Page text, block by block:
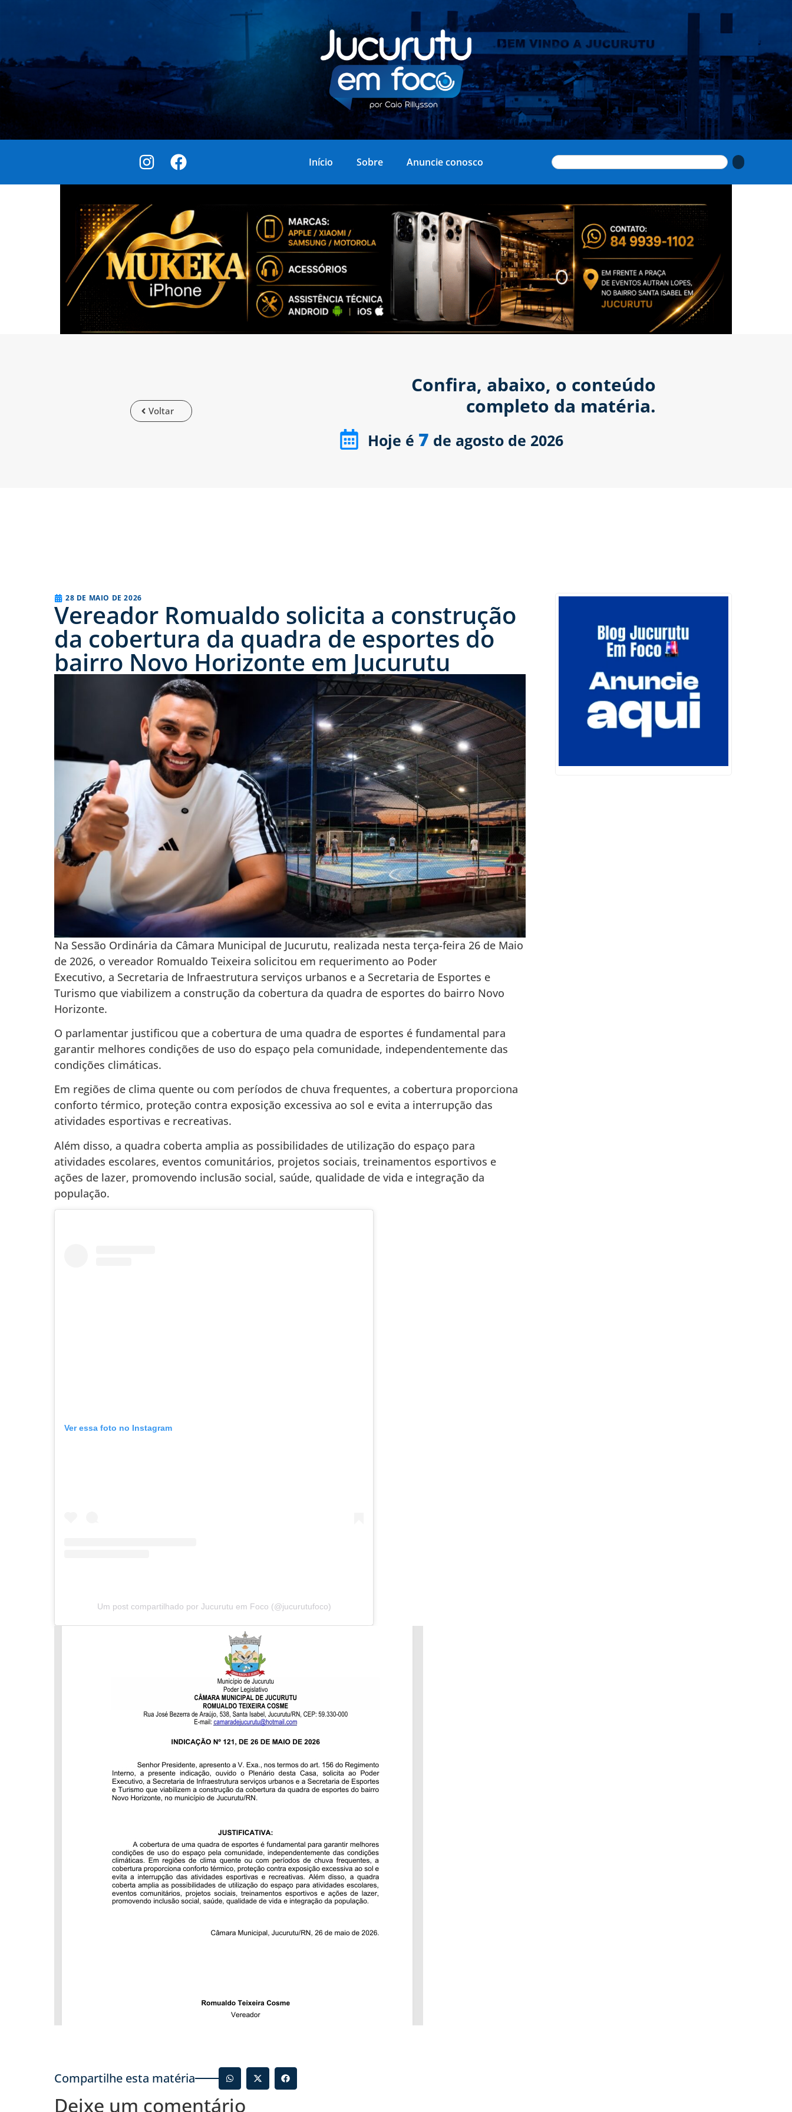
Início Sobre Anuncie conosco
Voltar
Confira, abaixo, o conteúdo
completo da matéria.
Hoje é 7 de agosto de 2026
28 DE MAIO DE 2026
Vereador Romualdo solicita a construção
da cobertura da quadra de esportes do
bairro Novo Horizonte em Jucurutu
Na Sessão Ordinária da Câmara Municipal de Jucurutu, realizada nesta terça-feira 26 de Maio
de 2026, o vereador Romualdo Teixeira solicitou em requerimento ao Poder
Executivo, a Secretaria de Infraestrutura serviços urbanos e a Secretaria de Esportes e
Turismo que viabilizem a construção da cobertura da quadra de esportes do bairro Novo
Horizonte.
O parlamentar justificou que a cobertura de uma quadra de esportes é fundamental para
garantir melhores condições de uso do espaço pela comunidade, independentemente das
condições climáticas.
Em regiões de clima quente ou com períodos de chuva frequentes, a cobertura proporciona
conforto térmico, proteção contra exposição excessiva ao sol e evita a interrupção das
atividades esportivas e recreativas.
Além disso, a quadra coberta amplia as possibilidades de utilização do espaço para
atividades escolares, eventos comunitários, projetos sociais, treinamentos esportivos e
ações de lazer, promovendo inclusão social, saúde, qualidade de vida e integração da
população.
Ver essa foto no Instagram
Um post compartilhado por Jucurutu em Foco (@jucurutufoco)
Compartilhe esta matéria
Deixe um comentário